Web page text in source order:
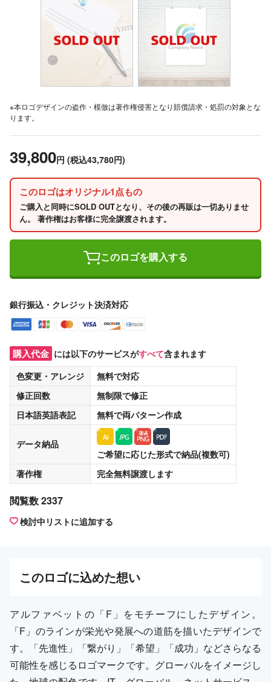
※本ロゴデザインの盗作・模倣は著作権侵害となり賠償請求・処罰の対象とな
ります。
39,800円 (税込43,780円)
このロゴはオリジナル1点もの
ご購入と同時にSOLD OUTとなり、その後の再販は一切ありませ
ん。 著作権はお客様に完全譲渡されます。
このロゴを購入する
銀行振込・クレジット決済対応
購入代金 には以下のサービスがすべて含まれます
色変更・アレンジ
無料で対応
修正回数
無制限で修正
日本語英語表記
無料で両パターン作成
データ納品
ご希望に応じた形式で納品(複数可)
著作権
完全無料譲渡します
閲覧数 2337
検討中リストに追加する
このロゴに込めた想い
アルファベットの「F」をモチーフにしたデザイン。
「F」のラインが栄光や発展への道筋を描いたデザインで
す。「先進性」「繋がり」「希望」「成功」などさらなる
可能性を感じるロゴマークです。グローバルをイメージし